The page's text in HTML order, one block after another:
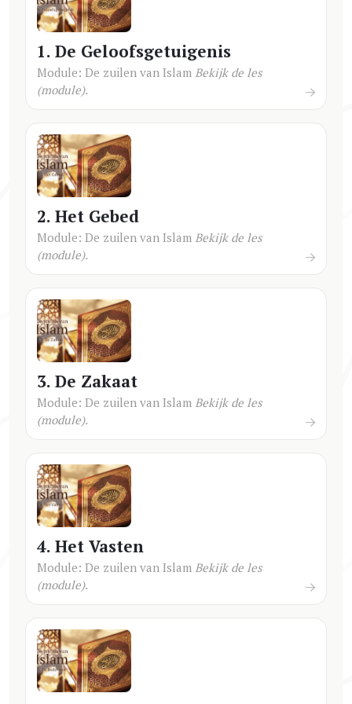
1. De Geloofsgetuigenis
Module: De zuilen van Islam Bekijk de les
(module).
2. Het Gebed
Module: De zuilen van Islam Bekijk de les
(module).
3. De Zakaat
Module: De zuilen van Islam Bekijk de les
(module).
4. Het Vasten
Module: De zuilen van Islam Bekijk de les
(module).